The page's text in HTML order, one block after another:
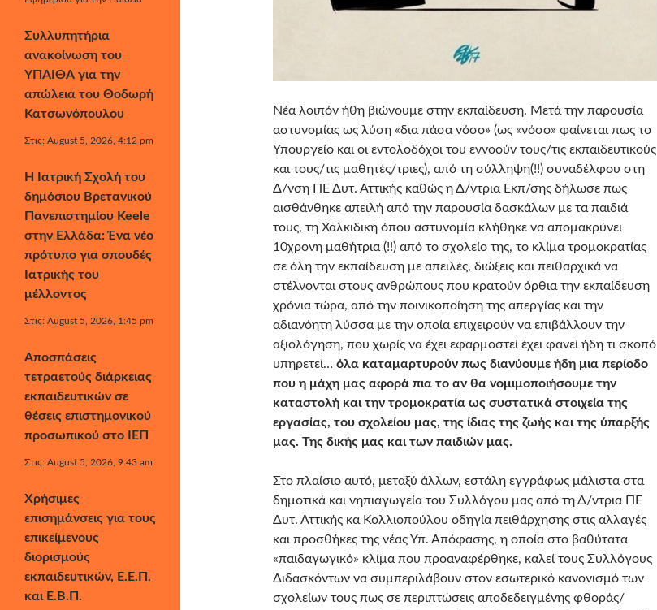
Νέα λοιπόν ήθη βιώνουμε στην εκπαίδευση. Μετά την παρουσία
αστυνομίας ως λύση «δια πάσα νόσο» (ως «νόσο» φαίνεται πως το
Υπουργείο και οι εντολοδόχοι του εννοούν τους/τις εκπαιδευτικούς
και τους/τις μαθητές/τριες), από τη σύλληψη(!!) συναδέλφου στη
Δ/νση ΠΕ Δυτ. Αττικής καθώς η Δ/ντρια Εκπ/σης δήλωσε πως
αισθάνθηκε απειλή από την παρουσία δασκάλων με τα παιδιά
τους, τη Χαλκιδική όπου αστυνομία κλήθηκε να απομακρύνει
10χρονη μαθήτρια (!!) από το σχολείο της, το κλίμα τρομοκρατίας
σε όλη την εκπαίδευση με απειλές, διώξεις και πειθαρχικά να
στέλνονται στους ανθρώπους που κρατούν όρθια την εκπαίδευση
χρόνια τώρα, από την ποινικοποίηση της απεργίας και την
αδιανόητη λύσσα με την οποία επιχειρούν να επιβάλλουν την
αξιολόγηση, που χωρίς να έχει εφαρμοστεί έχει φανεί ήδη τι σκοπό
υπηρετεί… όλα καταμαρτυρούν πως διανύουμε ήδη μια περίοδο
που η μάχη μας αφορά πια το αν θα νομιμοποιήσουμε την
καταστολή και την τρομοκρατία ως συστατικά στοιχεία της
εργασίας, του σχολείου μας, της ίδιας της ζωής και της ύπαρξής
μας. Της δικής μας και των παιδιών μας.
Στο πλαίσιο αυτό, μεταξύ άλλων, εστάλη εγγράφως μάλιστα στα
δημοτικά και νηπιαγωγεία του Συλλόγου μας από τη Δ/ντρια ΠΕ
Δυτ. Αττικής κα Κολλιοπούλου οδηγία πειθάρχησης στις αλλαγές
και προσθήκες της νέας Υπ. Απόφασης, η οποία στο βαθύτατα
«παιδαγωγικό» κλίμα που προαναφέρθηκε, καλεί τους Συλλόγους
Διδασκόντων να συμπεριλάβουν στον εσωτερικό κανονισμό των
σχολείων τους πως σε περιπτώσεις αποδεδειγμένης φθοράς/
Συλλυπητήρια
ανακοίνωση του
ΥΠΑΙΘΑ για την
απώλεια του Θοδωρή
Κατσωνόπουλου
Στις: August 5, 2026, 4:12 pm
Η Ιατρική Σχολή του
δημόσιου Βρετανικού
Πανεπιστημίου Keele
στην Ελλάδα: Ένα νέο
πρότυπο για σπουδές
Ιατρικής του
μέλλοντος
Στις: August 5, 2026, 1:45 pm
Αποσπάσεις
τετραετούς διάρκειας
εκπαιδευτικών σε
θέσεις επιστημονικού
προσωπικού στο ΙΕΠ
Στις: August 5, 2026, 9:43 am
Χρήσιμες
επισημάνσεις για τους
επικείμενους
διορισμούς
εκπαιδευτικών, Ε.Ε.Π.
και Ε.Β.Π.